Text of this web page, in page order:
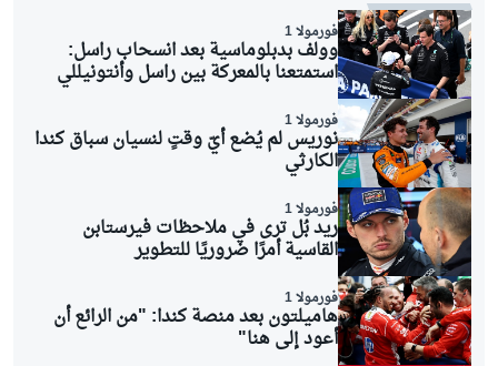
فورمولا 1
وولف بدبلوماسية بعد انسحاب راسل:
استمتعنا بالمعركة بين راسل وأنتونيللي
فورمولا 1
نوريس لم يُضع أيّ وقتٍ لنسيان سباق كندا
الكارثي
فورمولا 1
ريد بُل ترى في ملاحظات فيرستابن
القاسية أمرًا ضروريًا للتطوير
فورمولا 1
هاميلتون بعد منصة كندا: "من الرائع أن
أعود إلى هنا"